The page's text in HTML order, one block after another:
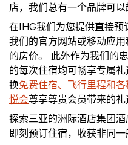
店，我们总有一个品牌可以
在IHG我们为您提供直接
我们的官方网站或移动应
的房价。 此外作为我们的
的每次住宿均可畅享专属
换免费住宿、飞行里程和
悦会尊享尊贵会员带来的礼
探索三亚的洲际酒店集团酒
即刻预订住宿，收获非同一